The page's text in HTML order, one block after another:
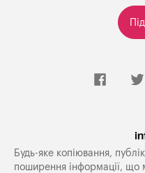
Будь-яке копiювання,
поширення iнформацiї, що